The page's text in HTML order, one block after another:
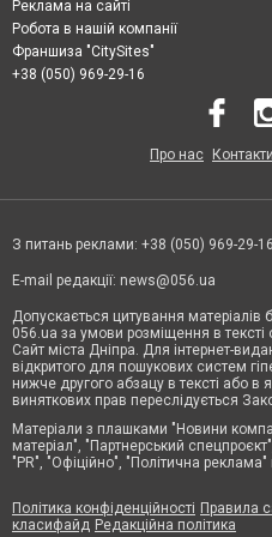
приміщень, офісу, займає багато
магазині котушку багатожильного
його перевезення. Для цього
автомобіль.
електроустаткування власною
кур'єром. Товар буде оперативно
питання вирішить менеджер магазину.
кабель;
Дніпра використовують
забезпечення роботи
передбачено електропроводку.
У житлових приміщеннях
правилами, у житловому будинку не
що має перетин менше 16 кв. мм.
забезпечити, перш за все, пожежну
Мідний кабель має більшу
відрізняється довговічність, вона,
Такий показник, як
Реклама на сайті
Робота в нашій компанії
Франшиза "CitySites"
+38 (050) 969-29-16
Про нас Контакти
З питань реклами: +38 (050) 969-29-
E-mail редакції: news@056.ua
Допускається цитування матеріалів
056.ua за умови розміщення в
Сайт міста Дніпра. Для інтернет-
відкритого для пошукових систем
нижче другого абзацу в тексті або в
виняткових прав переслідується
Матеріали з плашками "Новини
матеріал", "Партнерський
"PR", "Офіційно", "Політична
Політика конфіденційності Правила
класифайд Редакційна політика